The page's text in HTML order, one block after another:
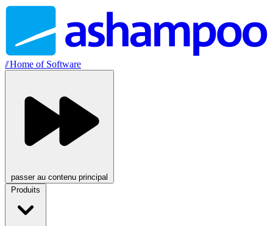
//Home of Software
passer au contenu principal
Produits